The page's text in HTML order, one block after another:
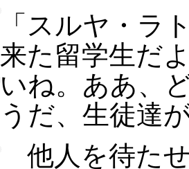
「スルヤ・ラ
来た留学生だ
いね。ああ、
うだ、生徒達
他人を待た